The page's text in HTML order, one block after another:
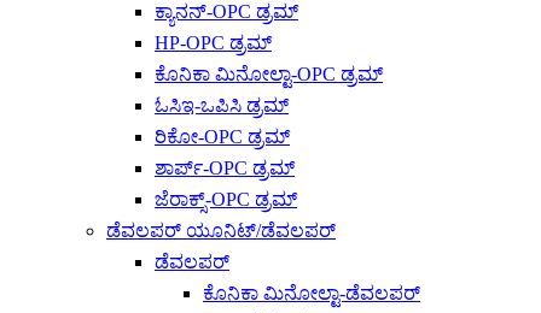
ಕ್ಯಾನನ್-OPC ಡ್ರಮ್
HP-OPC ಡ್ರಮ್
ಕೊನಿಕಾ ಮಿನೋಲ್ಟಾ-OPC ಡ್ರಮ್
ಓಸಿಇ-ಒಪಿಸಿ ಡ್ರಮ್
ರಿಕೋ-OPC ಡ್ರಮ್
ಶಾರ್ಪ್-OPC ಡ್ರಮ್
ಜೆರಾಕ್ಸ್-OPC ಡ್ರಮ್
ಡೆವಲಪರ್ ಯೂನಿಟ್/ಡೆವಲಪರ್
ಡೆವಲಪರ್
ಕೊನಿಕಾ ಮಿನೋಲ್ಟಾ-ಡೆವಲಪರ್